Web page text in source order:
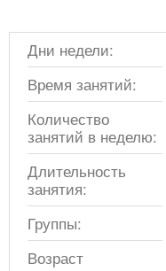
Дни недели:
Время занятий:
Количество
занятий в неделю:
Длительность
занятия:
Группы:
Возраст